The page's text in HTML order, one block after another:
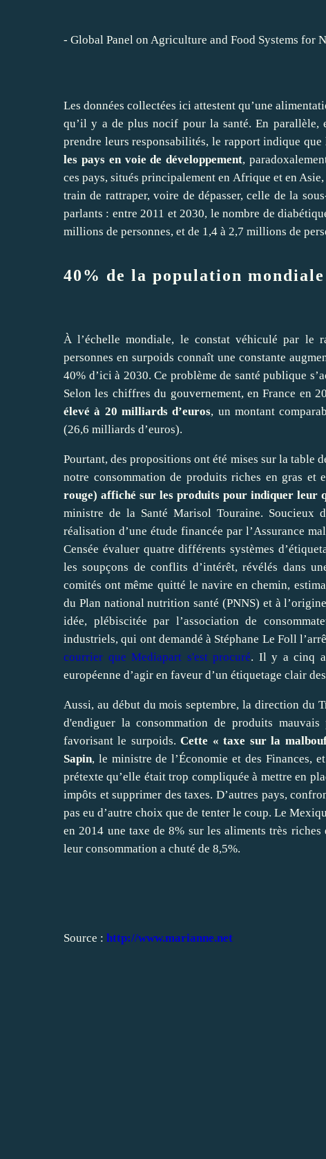
- Global Panel on Agriculture and Food Systems for
Les données collectées ici attestent qu’une
qu’il y a de plus nocif pour la santé. En
prendre leurs responsabilités, le rapport indique que
les pays en voie de développement,
ces pays, situés principalement en Afrique et en
train de rattraper, voire de dépasser, celle de la
parlants : entre 2011 et 2030, le nombre de
millions de personnes, et de 1,4 à 2,7 millions de
40% de la population
À l’échelle mondiale, le constat véhiculé par
personnes en surpoids connaît une constante
40% d’ici à 2030. Ce problème de santé publique
Selon les chiffres du gouvernement, en France en
élevé à 20 milliards d’euros, un montant
(26,6 milliards d’euros).
Pourtant, des propositions ont été mises sur la table
notre consommation de produits riches en gras et
rouge) affiché sur les produits pour indiquer leur
ministre de la Santé Marisol Touraine. Soucieux
réalisation d’une étude financée par l’Assurance
Censée évaluer quatre différents systèmes
les soupçons de conflits d’intérêt, révélés dans
comités ont même quitté le navire en chemin,
du Plan national nutrition santé (PNNS) et à
idée, plébiscitée par l’association de
industriels, qui ont demandé à Stéphane Le Foll
courrier que Mediapart s'est procuré. Il y a cinq
européenne d’agir en faveur d’un étiquetage clair
Aussi, au début du mois septembre, la direction du
d'endiguer la consommation de produits
favorisant le surpoids.Cette « taxe sur la
Sapin, le ministre de l’Économie et des Finances,
prétexte qu’elle était trop compliquée à mettre en
impôts et supprimer des taxes. D’autres pays,
pas eu d’autre choix que de tenter le coup. Le
en 2014 une taxe de 8% sur les aliments très
leur consommation a chuté de 8,5%.
Source : http://www.marianne.net